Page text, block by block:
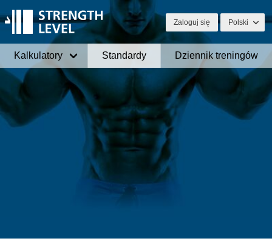
Zaloguj się Polski
Kalkulatory Standardy Dziennik treningów